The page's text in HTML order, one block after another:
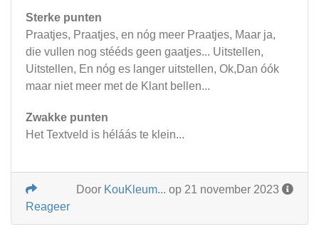
Sterke punten
Praatjes, Praatjes, en nóg meer Praatjes, Maar ja,
die vullen nog stééds geen gaatjes... Uitstellen,
Uitstellen, En nóg es langer uitstellen, Ok,Dan óók
maar niet meer met de Klant bellen...
Zwakke punten
Het Textveld is héláás te klein...
Door KouKleum... op 21 november 2023
Reageer